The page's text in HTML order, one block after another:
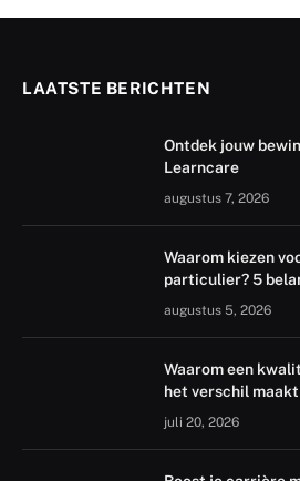
LAATSTE BERICHTEN
Ontdek jouw
Learncare
augustus 7, 2026
Waarom kiezen
particulier? 5
augustus 5, 2026
Waarom een
het verschil
juli 20, 2026